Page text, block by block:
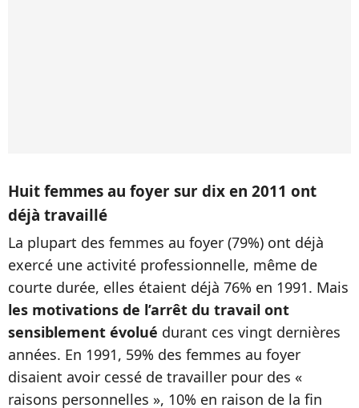
Huit femmes au foyer sur dix en 2011 ont
déjà travaillé
La plupart des femmes au foyer (79%) ont déjà
exercé une activité professionnelle, même de
courte durée, elles étaient déjà 76% en 1991. Mais
les motivations de l’arrêt du travail ont
sensiblement évolué durant ces vingt dernières
années. En 1991, 59% des femmes au foyer
disaient avoir cessé de travailler pour des «
raisons personnelles », 10% en raison de la fin